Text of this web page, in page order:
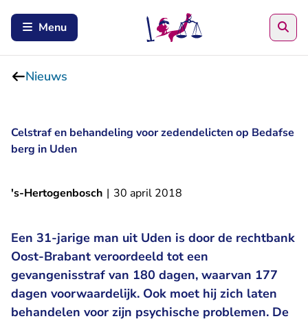
Menu
Nieuws
Celstraf en behandeling voor zedendelicten op Bedafse
berg in Uden
's-Hertogenbosch | 30 april 2018
Een 31-jarige man uit Uden is door de rechtbank
Oost-Brabant veroordeeld tot een
gevangenisstraf van 180 dagen, waarvan 177
dagen voorwaardelijk. Ook moet hij zich laten
behandelen voor zijn psychische problemen. De